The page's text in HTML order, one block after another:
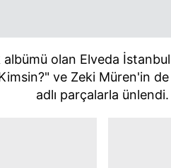
albümü olan Elveda
ve Zeki Müren'in
adlı parçalarla ünlendi.